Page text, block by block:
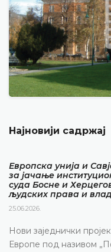
Најновији садржај
Европска унија и
за јачање
суда Босне и
људских права и
25.06.2026.
Нови заједнички
Европе под називом